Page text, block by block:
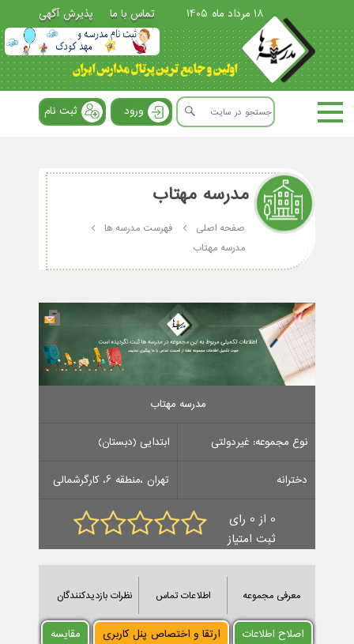
18 مرداد ماه 1405 تماس با ما پذیرش آگهی
ورود ثبت نام
مدرسه مهتاب
صفحه اصلی
فهرست مدرسه ها
مدرسه مهتاب
مدرسه مهتاب
نوع مجموعه: غیردولتی ابتدایی (دبستان)
دخترانه تهران ،منطقه 6، کارگرشمالی
0 از 0 رای
ثبت امتیاز
معرفی مجموعه اطلاعات تماس نظرات بازدیدکنندگان
اصلاح اطلاعات ارتقا و اختصاص پنل کاربری مقایسه